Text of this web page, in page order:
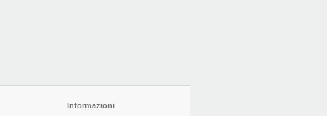
Informazioni